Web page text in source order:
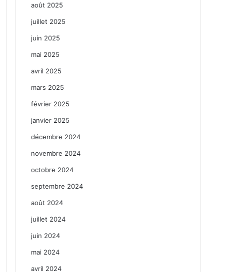
août 2025
juillet 2025
juin 2025
mai 2025
avril 2025
mars 2025
février 2025
janvier 2025
décembre 2024
novembre 2024
octobre 2024
septembre 2024
août 2024
juillet 2024
juin 2024
mai 2024
avril 2024